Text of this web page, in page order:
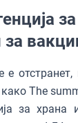
е
The
за